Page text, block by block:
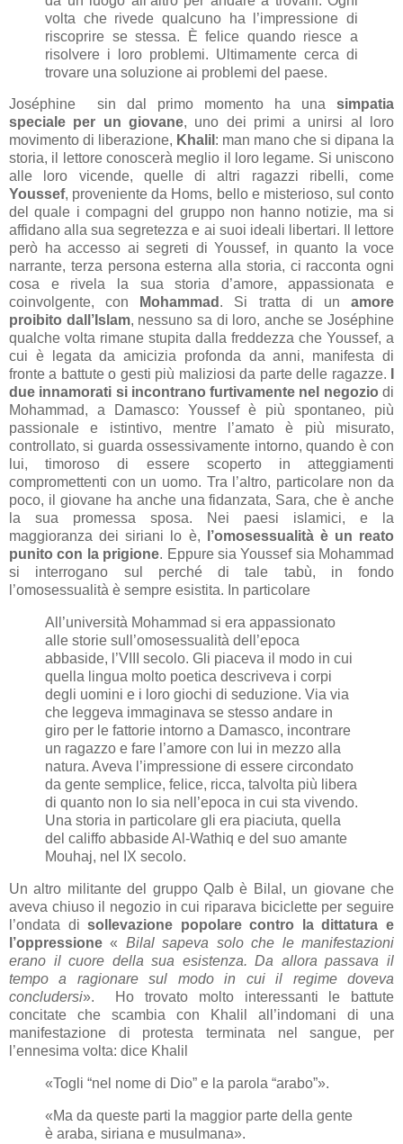
volta che rivede qualcuno ha l’impressione di
riscoprire se stessa. È felice quando riesce a
risolvere i loro problemi. Ultimamente cerca di
trovare una soluzione ai problemi del paese.
Joséphine sin dal primo momento ha una simpatia
speciale per un giovane, uno dei primi a unirsi al loro
movimento di liberazione, Khalil : man mano che si dipana la
storia, il lettore conoscerà meglio il loro legame. Si uniscono
alle loro vicende, quelle di altri ragazzi ribelli, come
Youssef, proveniente da Homs, bello e misterioso, sul conto
del quale i compagni del gruppo non hanno notizie, ma si
affidano alla sua segretezza e ai suoi ideali libertari. Il lettore
però ha accesso ai segreti di Youssef, in quanto la voce
narrante, terza persona esterna alla storia, ci racconta ogni
cosa e rivela la sua storia d’amore, appassionata e
coinvolgente, con
Mohammad . Si tratta di unamore
proibito dall’Islam, nessuno sa di loro, anche se Joséphine
qualche volta rimane stupita dalla freddezza che Youssef, a
cui è legata da amicizia profonda da anni, manifesta di
fronte a battute o gesti più maliziosi da parte delle ragazze.
due innamorati si incontrano furtivamente nel negozio di
Mohammad, a Damasco: Youssef è più spontaneo, più
passionale e istintivo, mentre l’amato è più misurato,
controllato, si guarda ossessivamente intorno, quando è con
lui, timoroso di essere scoperto in atteggiamenti
compromettenti con un uomo. Tra l’altro, particolare non da
poco, il giovane ha anche una fidanzata, Sara, che è anche
la sua promessa sposa. Nei paesi islamici, e la
maggioranza dei siriani lo è,
l’omosessualità è un reato
punito con la prigione. Eppure sia Youssef sia Mohammad
si interrogano sul perché di tale tabù, in fondo
l’omosessualità è sempre esistita. In particolare
All’università Mohammad si era appassionato
alle storie sull’omosessualità dell’epoca
abbaside, l’VIII secolo. Gli piaceva il modo in cui
quella lingua molto poetica descriveva i corpi
degli uomini e i loro giochi di seduzione. Via via
che leggeva immaginava se stesso andare in
giro per le fattorie intorno a Damasco, incontrare
un ragazzo e fare l’amore con lui in mezzo alla
natura. Aveva l’impressione di essere circondato
da gente semplice, felice, ricca, talvolta più libera
di quanto non lo sia nell’epoca in cui sta vivendo.
Una storia in particolare gli era piaciuta, quella
del califfo abbaside Al-Wathiq e del suo amante
Mouhaj, nel IX secolo.
Un altro militante del gruppo Qalb è Bilal, un giovane che
aveva chiuso il negozio in cui riparava biciclette per seguire
l’ondata disollevazione popolare contro la dittatura e
l’oppressione « Bilal sapeva solo che le manifestazioni
erano il cuore della sua esistenza. Da allora passava il
tempo a ragionare sul modo in cui il regime doveva
concludersi». Ho trovato molto interessanti le battute
concitate che scambia con Khalil all’indomani di una
manifestazione di protesta terminata nel sangue, per
l’ennesima volta: dice Khalil
«Togli “nel nome di Dio” e la parola “arabo”».
«Ma da queste parti la maggior parte della gente
è araba, siriana e musulmana».